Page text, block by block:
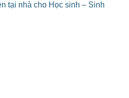
tại nhà cho Học sinh – Sinh